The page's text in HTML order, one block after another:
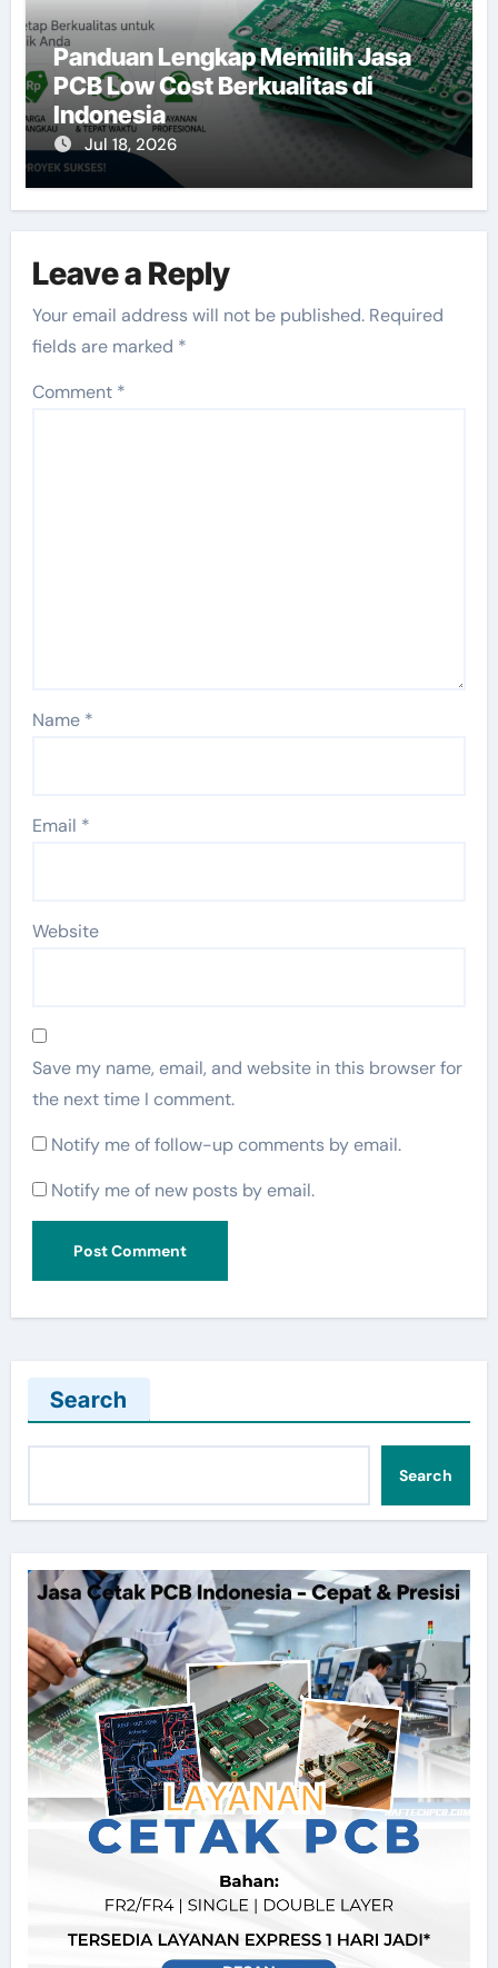
Panduan Lengkap Memilih Jasa
PCB Low Cost Berkualitas di
Indonesia
Jul 18, 2026
Leave a Reply
Your email address will not be published. Required
fields are marked *
Comment *
Name *
Email *
Website
Save my name, email, and website in this browser for
the next time I comment.
Notify me of follow-up comments by email.
Notify me of new posts by email.
Search
Search